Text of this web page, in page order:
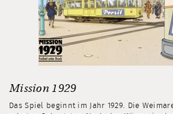
Mission 1929
Das Spiel beginnt im Jahr 1929. Die